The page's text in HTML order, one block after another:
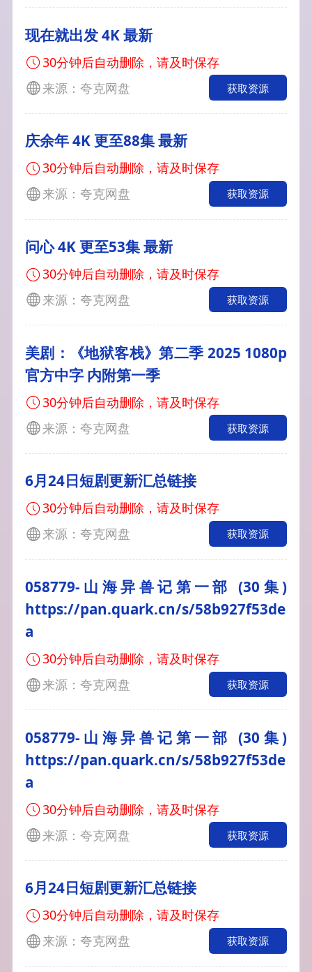
现在就出发 4K 最新
30分钟后自动删除，请及时保存
来源：夸克网盘
获取资源
庆余年 4K 更至88集 最新
30分钟后自动删除，请及时保存
来源：夸克网盘
获取资源
问心 4K 更至53集 最新
30分钟后自动删除，请及时保存
来源：夸克网盘
获取资源
美剧：《地狱客栈》第二季 2025 1080p
官方中字 内附第一季
30分钟后自动删除，请及时保存
来源：夸克网盘
获取资源
6月24日短剧更新汇总链接
30分钟后自动删除，请及时保存
来源：夸克网盘
获取资源
058779-山海异兽记第一部 (30集)
https://pan.quark.cn/s/58b927f53de
a
30分钟后自动删除，请及时保存
来源：夸克网盘
获取资源
058779-山海异兽记第一部 (30集)
https://pan.quark.cn/s/58b927f53de
a
30分钟后自动删除，请及时保存
来源：夸克网盘
获取资源
6月24日短剧更新汇总链接
30分钟后自动删除，请及时保存
来源：夸克网盘
获取资源